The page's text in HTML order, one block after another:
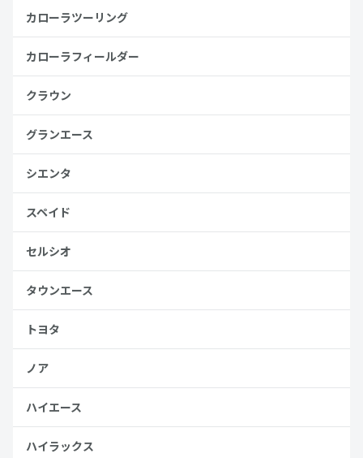
カローラツーリング
カローラフィールダー
クラウン
グランエース
シエンタ
スペイド
セルシオ
タウンエース
トヨタ
ノア
ハイエース
ハイラックス